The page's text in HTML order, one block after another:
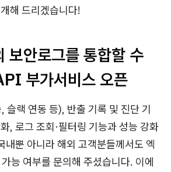
해 드리겠습니다!
보안로그를 통합할 수
부가서비스 오픈
슬랙 연동 등), 반출 기록 및 진단 기
, 로그 조회·필터링 기능과 성능 강화
내뿐 아니라 해외 고객분들께서도 엑
능 여부를 문의해 주셨습니다. 이에